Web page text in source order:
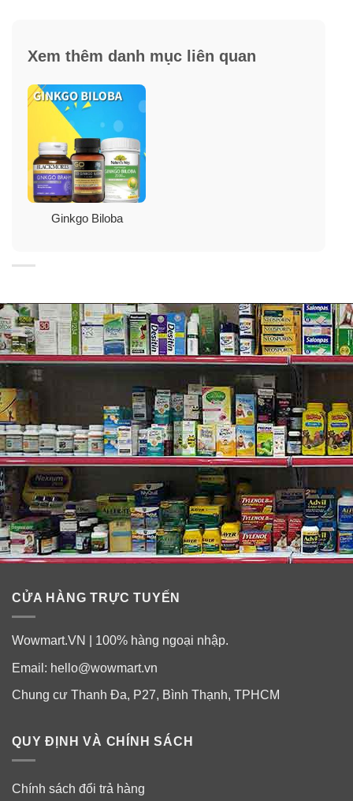
Trí nhớ của bạn sẽ giảm khi bạn càng ngày
càng già đi
Trí nhớ tuyệt vời và được xếp ở mức đỉnh cao khi bạn
30-40 tuổi.
Đối tượng cần phải dùng viên uống bổ não
GNC Ginkgo Biloba 60mg
➣ Người lớn và trẻ em từ 18 tuổi trở lên.
➣ Người làm việc trí óc, thuờng xuyên giải quyết hoặc
đối mặt với những vấn đề căng thẳng, suy nghĩ nhiều.
➣ Người lớn tuổi trí nhớ sa sút.
Xem thêm danh mục liên quan
Ginkgo Biloba
CỬA HÀNG TRỰC TUYẾN
Wowmart.VN | 100% hàng ngoại nhập.
Email: hello@wowmart.vn
Chung cư Thanh Đa, P27, Bình Thạnh, TPHCM
QUY ĐỊNH VÀ CHÍNH SÁCH
Chính sách đổi trả hàng